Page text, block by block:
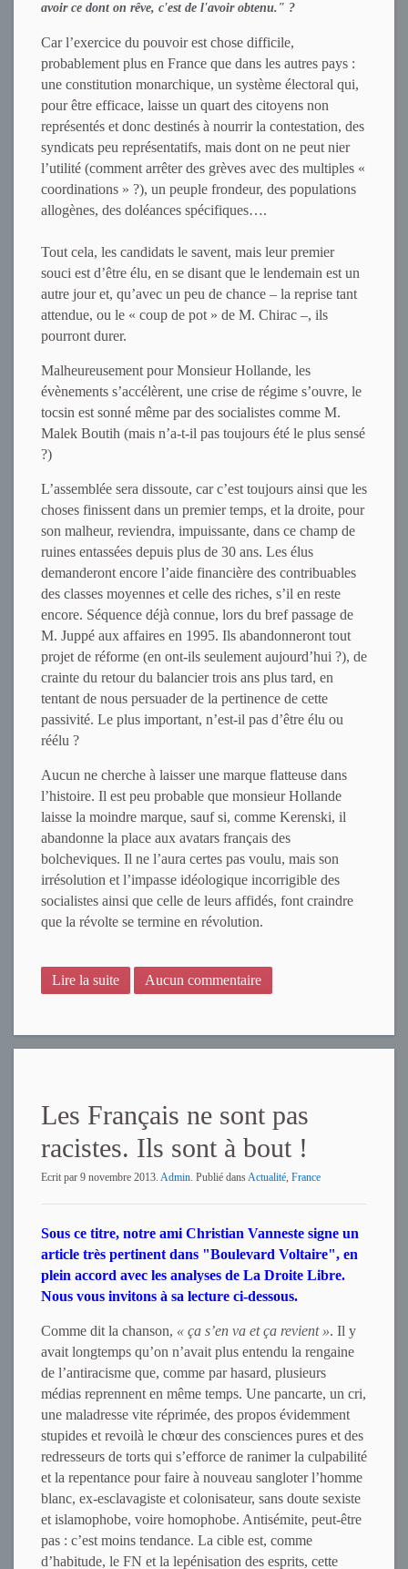
avoir ce dont on rêve, c'est de l'avoir obtenu." ?
Car l’exercice du pouvoir est chose difficile,
probablement plus en France que dans les autres pays :
une constitution monarchique, un système électoral qui,
pour être efficace, laisse un quart des citoyens non
représentés et donc destinés à nourrir la contestation, des
syndicats peu représentatifs, mais dont on ne peut nier
l’utilité (comment arrêter des grèves avec des multiples «
coordinations » ?), un peuple frondeur, des populations
allogènes, des doléances spécifiques….
Tout cela, les candidats le savent, mais leur premier
souci est d’être élu, en se disant que le lendemain est un
autre jour et, qu’avec un peu de chance – la reprise tant
attendue, ou le « coup de pot » de M. Chirac –, ils
pourront durer.
Malheureusement pour Monsieur Hollande, les
évènements s’accélèrent, une crise de régime s’ouvre, le
tocsin est sonné même par des socialistes comme M.
Malek Boutih (mais n’a-t-il pas toujours été le plus sensé
?)
L’assemblée sera dissoute, car c’est toujours ainsi que les
choses finissent dans un premier temps, et la droite, pour
son malheur, reviendra, impuissante, dans ce champ de
ruines entassées depuis plus de 30 ans. Les élus
demanderont encore l’aide financière des contribuables
des classes moyennes et celle des riches, s’il en reste
encore. Séquence déjà connue, lors du bref passage de
M. Juppé aux affaires en 1995. Ils abandonneront tout
projet de réforme (en ont-ils seulement aujourd’hui ?), de
crainte du retour du balancier trois ans plus tard, en
tentant de nous persuader de la pertinence de cette
passivité. Le plus important, n’est-il pas d’être élu ou
réélu ?
Aucun ne cherche à laisser une marque flatteuse dans
l’histoire. Il est peu probable que monsieur Hollande
laisse la moindre marque, sauf si, comme Kerenski, il
abandonne la place aux avatars français des
bolcheviques. Il ne l’aura certes pas voulu, mais son
irrésolution et l’impasse idéologique incorrigible des
socialistes ainsi que celle de leurs affidés, font craindre
que la révolte se termine en révolution.
Lire la suite Aucun commentaire
Les Français ne sont pas
racistes. Ils sont à bout !
Ecrit par 9 novembre 2013. Admin. Publié dansActualité, France
Sous ce titre, notre ami Christian Vanneste signe un
article très pertinent dans "Boulevard Voltaire", en
plein accord avec les analyses de La Droite Libre.
Nous vous invitons à sa lecture ci-dessous.
Comme dit la chanson, « ça s’en va et ça revient ». Il y
avait longtemps qu’on n’avait plus entendu la rengaine
de l’antiracisme que, comme par hasard, plusieurs
médias reprennent en même temps. Une pancarte, un cri,
une maladresse vite réprimée, des propos évidemment
stupides et revoilà le chœur des consciences pures et des
redresseurs de torts qui s’efforce de ranimer la culpabilité
et la repentance pour faire à nouveau sangloter l’homme
blanc, ex-esclavagiste et colonisateur, sans doute sexiste
et islamophobe, voire homophobe. Antisémite, peut-être
pas : c’est moins tendance. La cible est, comme
d’habitude, le FN et la lepénisation des esprits, cette